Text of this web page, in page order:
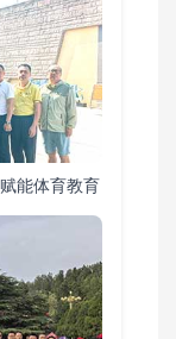
能体育教育